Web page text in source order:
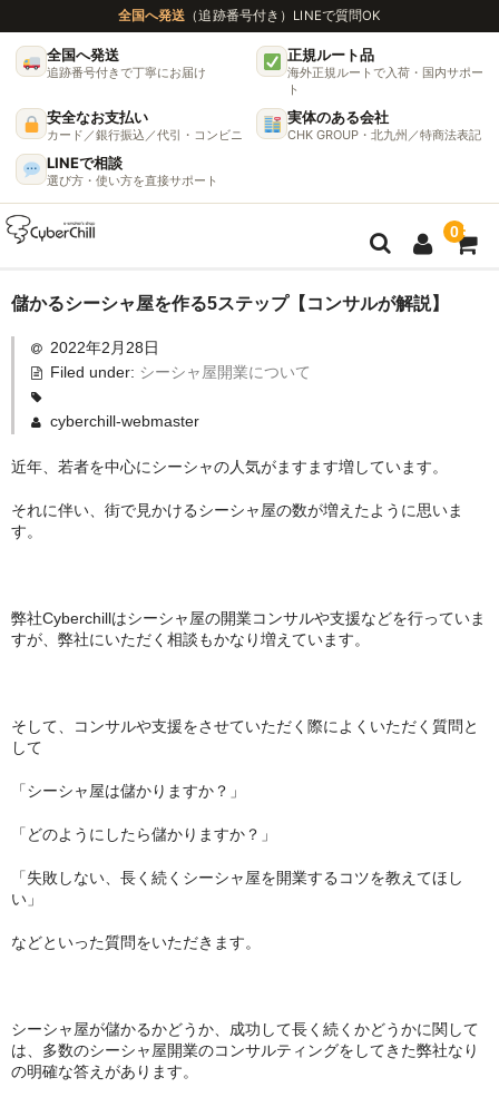
全国へ発送 （追跡番号付き） LINEで質問OK
全国へ発送
追跡番号付きで丁寧にお届け
正規ルート品
海外正規ルートで入荷・国内サポー
ト
安全なお支払い
カード／銀行振込／代引・コンビニ
実体のある会社
CHK GROUP・北九州／特商法表記
LINEで相談
選び方・使い方を直接サポート
0
ガイド
🌫 ヴェポライザー機種比較ガイド
シーシャの始め方
BFGセット（一式）
入荷予定 / 最新情報
予約
Hookahs
儲かるシーシャ屋を作る5ステップ【コンサルが解説】
2022年2月28日
Filed under: シーシャ屋開業について
cyberchill-webmaster
近年、若者を中心にシーシャの人気がますます増しています。
それに伴い、街で見かけるシーシャ屋の数が増えたように思いま
す。
弊社Cyberchillはシーシャ屋の開業コンサルや支援などを行っていま
すが、弊社にいただく相談もかなり増えています。
そして、コンサルや支援をさせていただく際によくいただく質問と
して
「シーシャ屋は儲かりますか？」
「どのようにしたら儲かりますか？」
「失敗しない、長く続くシーシャ屋を開業するコツを教えてほし
い」
などといった質問をいただきます。
シーシャ屋が儲かるかどうか、成功して長く続くかどうかに関して
は、多数のシーシャ屋開業のコンサルティングをしてきた弊社なり
の明確な答えがあります。